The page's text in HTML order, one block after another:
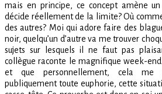
mais en principe, ce concept amène
décide réellement de la limite? Où
des autres? Moi qui adore faire des
noir, quelqu’un d’autre va me trouver
sujets sur lesquels il ne faut pas
collègue raconte le magnifique week-
et que personnellement, cela me
publiquement toute euphorie, cette